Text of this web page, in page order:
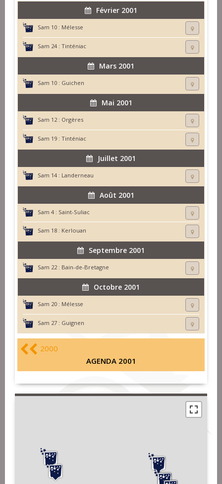
Février 2001
Sam 10 : Mélesse
Sam 24 : Tinténiac
Mars 2001
Sam 10 : Guichen
Mai 2001
Sam 12 : Orgères
Sam 19 : Tinténiac
Juillet 2001
Sam 14 : Landerneau
Août 2001
Sam 4 : Saint-Suliac
Sam 18 : Kerlouan
Septembre 2001
Sam 22 : Bain-de-Bretagne
Octobre 2001
Sam 20 : Mélesse
Sam 27 : Guignen
2000
AGENDA 2001